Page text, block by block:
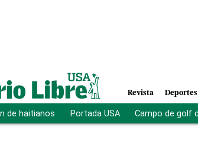
Revista Deportes
de haitianos Portada USA Campo de golf